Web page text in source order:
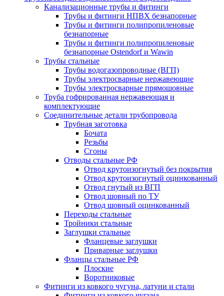
Канализационные трубы и фитинги
Трубы и фитинги НПВХ безнапорные
Трубы и фитинги полипропиленовые
безнапорные
Трубы и фитинги полипропиленовые
безнапорные Ostendorf и Wawin
Трубы стальные
Трубы водогазопроводные (ВГП)
Трубы электросварные нержавеющие
Трубы электросварные прямошовные
Труба гофрированная нержавеющая и
комплектующие
Соединительные детали трубопровода
Трубная заготовка
Бочата
Резьбы
Сгоны
Отводы стальные РФ
Отвод крутоизогнутый без покрытия
Отвод крутоизогнутый оцинкованный
Отвод гнутый из ВГП
Отвод шовный по ТУ
Отвод шовный оцинкованный
Переходы стальные
Тройники стальные
Заглушки стальные
Фланцевые заглушки
Приварные заглушки
Фланцы стальные РФ
Плоские
Воротниковые
Фитинги из ковкого чугуна, латуни и стали